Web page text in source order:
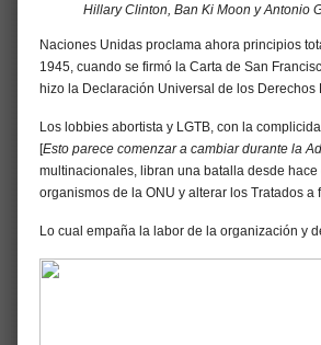
Hillary Clinton, Ban Ki Moon y Antonio
Naciones Unidas proclama ahora principios
1945, cuando se firmó la Carta de San
hizo la Declaración Universal de los Derechos
Los lobbies abortista y LGTB, con la
[Esto parece comenzar a cambiar durante la
multinacionales, libran una batalla desde
organismos de la ONU y alterar los Tratados
Lo cual empaña la labor de la organización y